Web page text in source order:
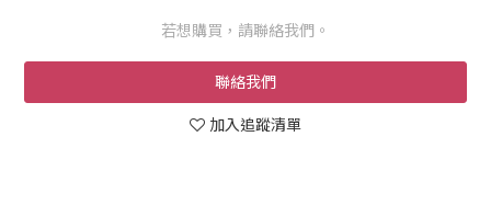
若想購買，請聯絡我們。
聯絡我們
加入追蹤清單